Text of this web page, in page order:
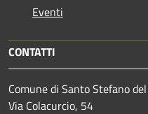
Eventi
CONTATTI
Comune di Santo Stefano
Via Colacurcio, 54